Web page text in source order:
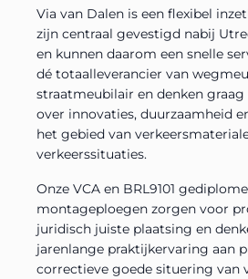
Via van Dalen is een flexibel
zijn centraal gevestigd nabij
en kunnen daarom een snelle
dé totaalleverancier van
straatmeubilair en denken
over innovaties, duurzaamheid
het gebied van
verkeerssituaties.
Onze VCA en BRL9101
montageploegen zorgen voor
juridisch juiste plaatsing en
jarenlange praktijkervaring aan
correctieve goede situering van